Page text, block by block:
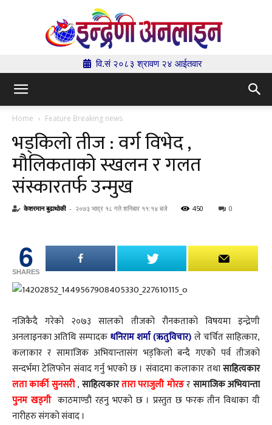
वि.सं २०८३ श्रावण २४ आईतवार
Home Feature Breaking news
भड्किलो तीज : वर्ग विभेद ,
मौलिकताको स्खलन र गलत
संस्कारतर्फ उन्मुख
केशरमान बुढाथोकी - २०७३ भाद्र १८ गते शनिबार ११:१४ बजे 450 0
6
SHARES
नजिकैदै गरेको २०७३ सालको तीजको रौनकताको विषयमा इन्द्रेणी
अनलाइनका अतिथि सम्पादक धनिराम शर्मा (ऋतुविचार) ले चर्चित साहित्कार,
कलाकार र सामाजिक अभियान्तासंग भड्किलो बन्दै गएको पर्व तीजको
सन्दर्भमा टेलिफोन संवाद गर्नु भएको छ । संवादमा कलाकार तथासाहित्यकार
लता कार्की सुनसरी, साहित्यकारतारा पराजुली मोरङर सामाजिक अभियान्ता
पुनम खड्गीकाठमाण्डौ रहनु भएको छ । प्रस्तुत छ फरक तीन विधाका यी
नारीहरु संगको संवाद ।